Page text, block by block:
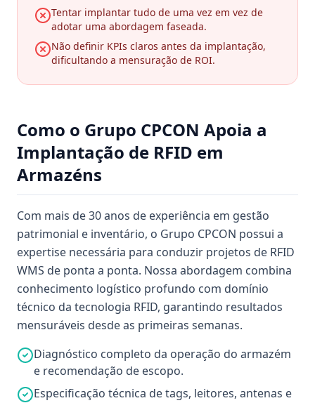
Tentar implantar tudo de uma vez em vez de
adotar uma abordagem faseada.
Não definir KPIs claros antes da implantação,
dificultando a mensuração de ROI.
Como o Grupo CPCON Apoia a
Implantação de RFID em
Armazéns
Com mais de 30 anos de experiência em gestão
patrimonial e inventário, o Grupo CPCON possui a
expertise necessária para conduzir projetos de RFID
WMS de ponta a ponta. Nossa abordagem combina
conhecimento logístico profundo com domínio
técnico da tecnologia RFID, garantindo resultados
mensuráveis desde as primeiras semanas.
Diagnóstico completo da operação do armazém
e recomendação de escopo.
Especificação técnica de tags, leitores, antenas e